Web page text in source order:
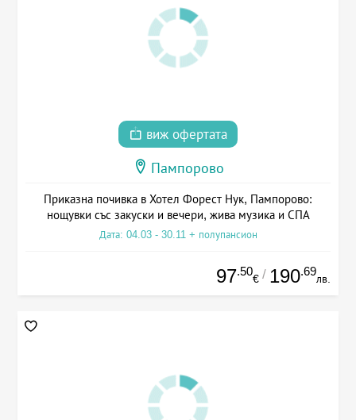
виж офертата
Пампорово
Приказна почивка в Хотел Форест Нук, Пампорово:
нощувки със закуски и вечери, жива музика и СПА
Дата: 04.03 - 30.11 + полупансион
97.50
€ / 190.69
лв.